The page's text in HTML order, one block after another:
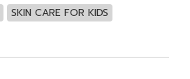
SKIN CARE FOR KIDS